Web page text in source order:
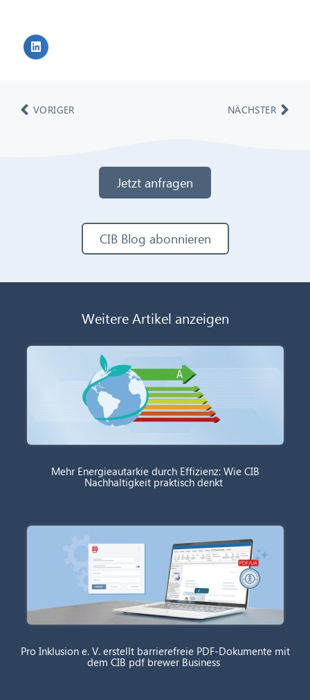
VORIGER NÄCHSTER
Jetzt anfragen
CIB Blog abonnieren
Weitere Artikel anzeigen
Mehr Energieautarkie durch Effizienz: Wie CIB
Nachhaltigkeit praktisch denkt
Pro Inklusion e. V. erstellt barrierefreie PDF-Dokumente mit
dem CIB pdf brewer Business